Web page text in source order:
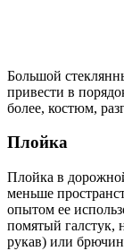
Большой
привести в
более, костюм,
Плойка
Плойка в
меньше
опытом ее
помятый галстук,
рукав) или